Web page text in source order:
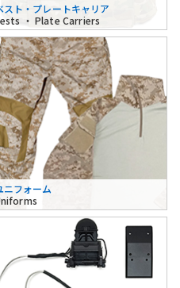
スト・プレートキャリア
・ Plate Carriers
ニフォーム